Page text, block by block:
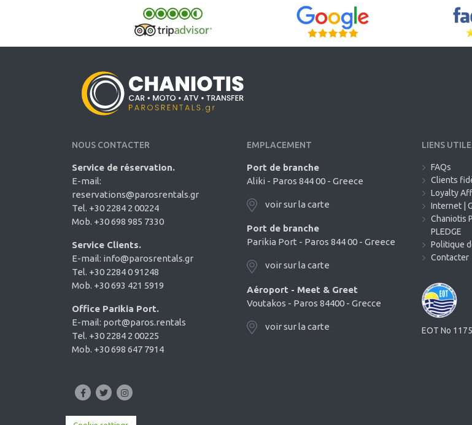
NOUS CONTACTER
Service de réservation.
E-mail:
reservations@parosrentals.gr
Tel. +30 2284 2 00224
Mob. +30 698 985 7330
Service Clients.
E-mail: info@parosrentals.gr
Tel. +30 2284 0 91248
Mob. +30 693 421 5919
Office Parikia Port.
E-mail: port@paros.rentals
Tel. +30 2284 2 00225
Mob. +30 698 647 7914
EMPLACEMENT
Port de branche
Aliki - Paros 844 00 - Greece
voir sur la carte
Port de branche
Parikia Port - Paros 844 00 - Greece
voir sur la carte
Aéroport - Meet & Greet
Voutakos - Paros 84400 - Grecce
voir sur la carte
LIENS
FAQs
Clients
Loyalty
Internet |
Chaniotis
PLEDGE
Politique
Contacter
EOT No